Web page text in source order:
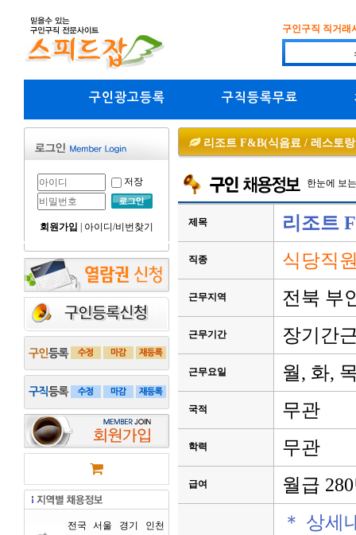
구인구직 직거래
구인광고등록 구직등록무료
저장
회원가입 아이디/비번찾기
전국 서울 경기
인천
리조트 F&B(식음료 / 레스토
한눈에 보
제목 리조트
직종 식당직
근무지역 전북 부
근무기간 장기간
근무요일 월, 화,
국적 무관
학력 무관
급여 월급
＊ 상세